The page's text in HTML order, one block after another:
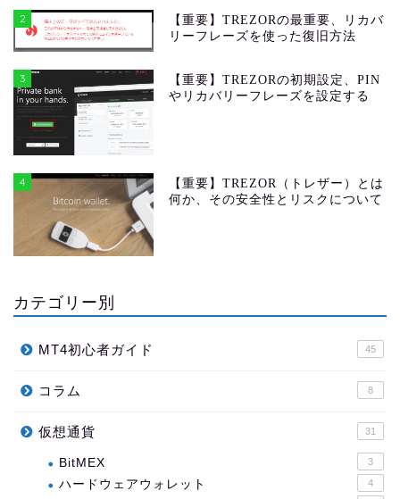
2
【重要】TREZORの最重要、リカバ
リーフレーズを使った復旧方法
3
【重要】TREZORの初期設定、PIN
やリカバリーフレーズを設定する
4
【重要】TREZOR（トレザー）とは
何か、その安全性とリスクについて
カテゴリー別
MT4初心者ガイド 45
コラム 8
仮想通貨 31
BitMEX 3
ハードウェアウォレット 4